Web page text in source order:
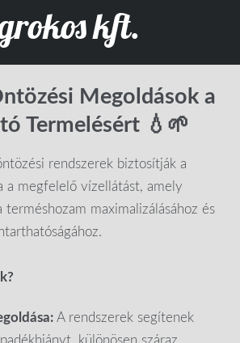
kft.
Megoldások a
Termelésért 💧🌱
rendszerek biztosítják a
a megfelelő vízellátást, amely
maximalizálásához és
A rendszerek segítenek